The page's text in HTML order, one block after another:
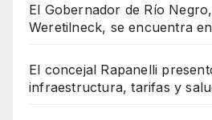
El Gobernador de Río
Weretilneck, se encuentra
El concejal Rapanelli
infraestructura, tarifas y